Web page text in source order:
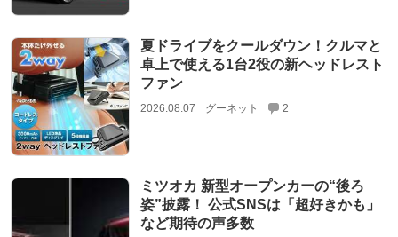
夏ドライブをクールダウン！クルマと
卓上で使える1台2役の新ヘッドレスト
ファン
2026.08.07 グーネット 2
ミツオカ 新型オープンカーの“後ろ
姿”披露！ 公式SNSは「超好きかも」
など期待の声多数